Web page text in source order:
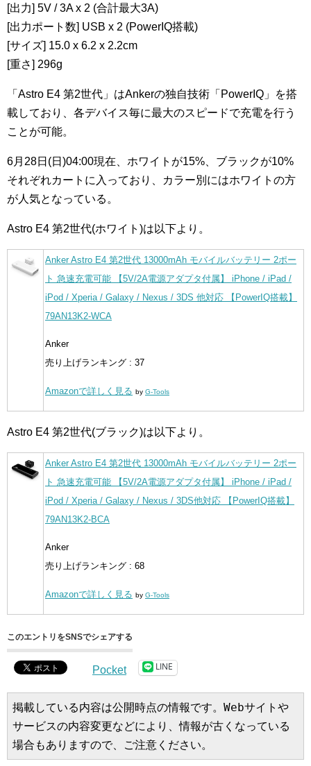
[出力] 5V / 3A x 2 (合計最大3A)
[出力ポート数] USB x 2 (PowerIQ搭載)
[サイズ] 15.0 x 6.2 x 2.2cm
[重さ] 296g
「Astro E4 第2世代」はAnkerの独自技術「PowerIQ」を搭
載しており、各デバイス毎に最大のスピードで充電を行う
ことが可能。
6月28日(日)04:00現在、ホワイトが15%、ブラックが10%
それぞれカートに入っており、カラー別にはホワイトの方
が人気となっている。
Astro E4 第2世代(ホワイト)は以下より。
Anker Astro E4 第2世代 13000mAh モバイルバッテリー 2ポー
ト 急速充電可能 【5V/2A電源アダプタ付属】 iPhone / iPad /
iPod / Xperia / Galaxy / Nexus / 3DS 他対応 【PowerIQ搭載】
79AN13K2-WCA
Anker
売り上げランキング : 37
Amazonで詳しく見る by G-Tools
Astro E4 第2世代(ブラック)は以下より。
Anker Astro E4 第2世代 13000mAh モバイルバッテリー 2ポー
ト 急速充電可能 【5V/2A電源アダプタ付属】 iPhone / iPad /
iPod / Xperia / Galaxy / Nexus / 3DS他対応 【PowerIQ搭載】
79AN13K2-BCA
Anker
売り上げランキング : 68
Amazonで詳しく見る by G-Tools
このエントリをSNSでシェアする
Pocket LINE
掲載している内容は公開時点の情報です。Webサイトや
サービスの内容変更などにより、情報が古くなっている
場合もありますので、ご注意ください。